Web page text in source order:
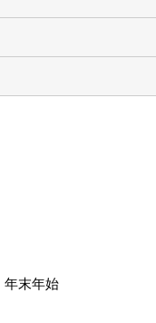
年末年始